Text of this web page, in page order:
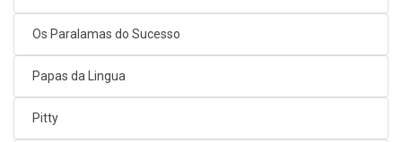
Os Paralamas do Sucesso
Papas da Lingua
Pitty